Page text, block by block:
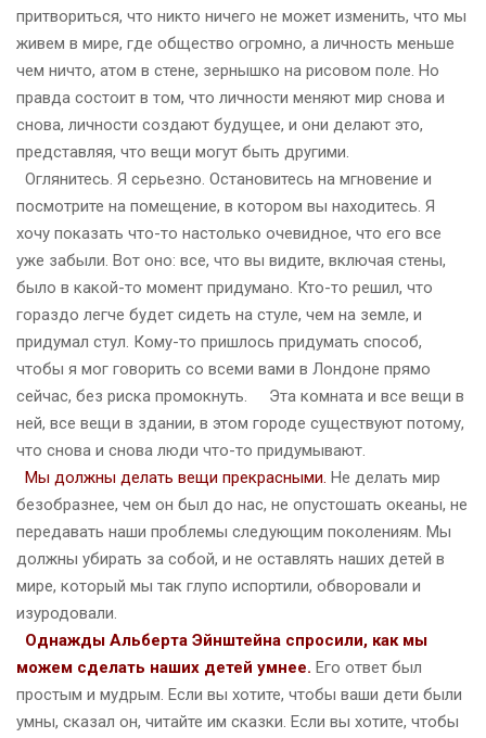
притвориться, что никто ничего не может изменить, что мы
живем в мире, где общество огромно, а личность меньше
чем ничто, атом в стене, зернышко на рисовом поле. Но
правда состоит в том, что личности меняют мир снова и
снова, личности создают будущее, и они делают это,
представляя, что вещи могут быть другими.
Оглянитесь. Я серьезно. Остановитесь на мгновение и
посмотрите на помещение, в котором вы находитесь. Я
хочу показать что-то настолько очевидное, что его все
уже забыли. Вот оно: все, что вы видите, включая стены,
было в какой-то момент придумано. Кто-то решил, что
гораздо легче будет сидеть на стуле, чем на земле, и
придумал стул. Кому-то пришлось придумать способ,
чтобы я мог говорить со всеми вами в Лондоне прямо
сейчас, без риска промокнуть. Эта комната и все вещи в
ней, все вещи в здании, в этом городе существуют потому,
что снова и снова люди что-то придумывают.
Мы должны делать вещи прекрасными. Не делать мир
безобразнее, чем он был до нас, не опустошать океаны, не
передавать наши проблемы следующим поколениям. Мы
должны убирать за собой, и не оставлять наших детей в
мире, который мы так глупо испортили, обворовали и
изуродовали.
Однажды Альберта Эйнштейна спросили, как мы
можем сделать наших детей умнее. Его ответ был
простым и мудрым. Если вы хотите, чтобы ваши дети были
умны, сказал он, читайте им сказки. Если вы хотите, чтобы